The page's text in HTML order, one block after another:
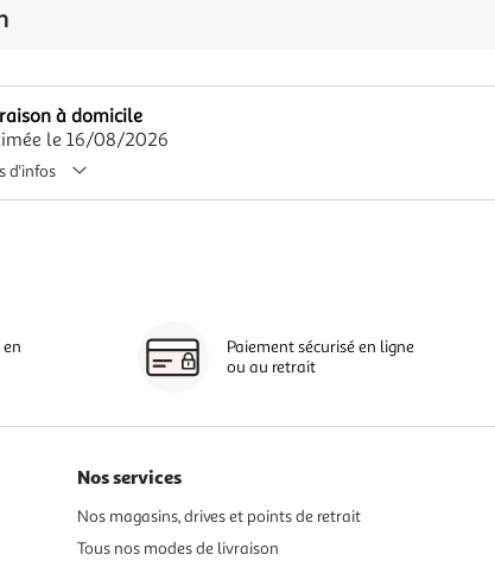
à domicile
le 16/08/2026
d'infos
Paiement sécurisé en ligne
ou au retrait
Nos services
Nos magasins, drives et points de retrait
Tous nos modes de livraison